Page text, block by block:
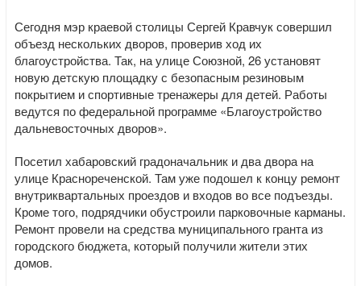
Сегодня мэр краевой столицы Сергей Кравчук совершил
объезд нескольких дворов, проверив ход их
благоустройства. Так, на улице Союзной, 26 установят
новую детскую площадку с безопасным резиновым
покрытием и спортивные тренажеры для детей. Работы
ведутся по федеральной программе «Благоустройство
дальневосточных дворов».
Посетил хабаровский градоначальник и два двора на
улице Краснореченской. Там уже подошел к концу ремонт
внутриквартальных проездов и входов во все подъезды.
Кроме того, подрядчики обустроили парковочные карманы.
Ремонт провели на средства муниципального гранта из
городского бюджета, который получили жители этих
домов.